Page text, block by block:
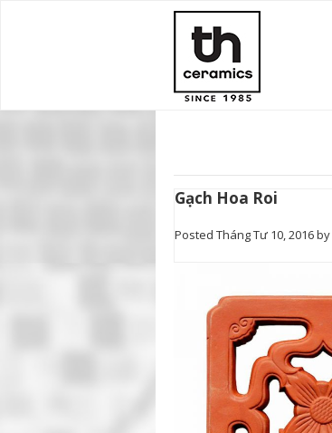
Gạch Hoa Roi
Posted Tháng Tư 10, 2016by